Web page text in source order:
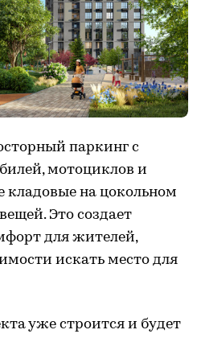
паркинг с
мотоциклов и
кладовые на цокольном
Это создает
для жителей,
искать место для
уже строится и будет